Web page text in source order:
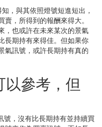
，與其依照燈號短進短出，
，所得到的報酬來得大。
，也或許在未來某次的景氣
長期持有來得佳。但如果你
氣訊號，或許長期持有真的
參考，但
號，沒有比長期持有並持續買